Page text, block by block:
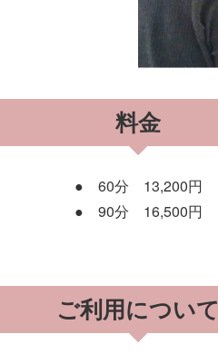
料金
● 60分 13,200円
● 90分 16,500円
ご利用について